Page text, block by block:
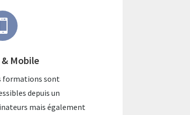

& Mobile
formations sont
depuis un
mais également